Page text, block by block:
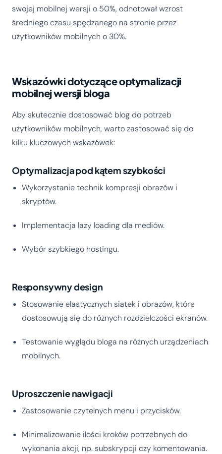
swojej mobilnej wersji o 50%, odnotował wzrost
średniego czasu spędzanego na stronie przez
użytkowników mobilnych o 30%.
Wskazówki dotyczące optymalizacji
mobilnej wersji bloga
Aby skutecznie dostosować blog do potrzeb
użytkowników mobilnych, warto zastosować się do
kilku kluczowych wskazówek:
Optymalizacja pod kątem szybkości
Wykorzystanie technik kompresji obrazów i
skryptów.
Implementacja lazy loading dla mediów.
Wybór szybkiego hostingu.
Responsywny design
Stosowanie elastycznych siatek i obrazów, które
dostosowują się do różnych rozdzielczości ekranów.
Testowanie wyglądu bloga na różnych urządzeniach
mobilnych.
Uproszczenie nawigacji
Zastosowanie czytelnych menu i przycisków.
Minimalizowanie ilości kroków potrzebnych do
wykonania akcji, np. subskrypcji czy komentowania.